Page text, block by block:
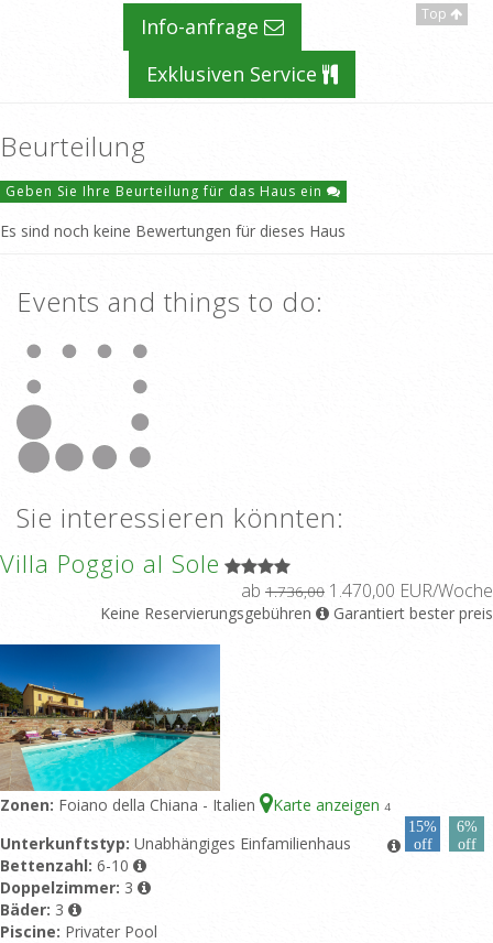
Top
Info-anfrage
Exklusiven Service
Beurteilung
Geben Sie Ihre Beurteilung für das Haus ein
Es sind noch keine Bewertungen für dieses Haus
Events and things to do:
Sie interessieren könnten:
Villa Poggio al Sole
ab 1.736,00 1.470,00 EUR/Woche
Keine Reservierungsgebühren Garantiert bester preis
Zonen: Foiano della Chiana - Italien Karte anzeigen 4
15%
off
6%
off
Unterkunftstyp: Unabhängiges Einfamilienhaus
Bettenzahl: 6-10
Doppelzimmer: 3
Bäder: 3
Piscine: Privater Pool